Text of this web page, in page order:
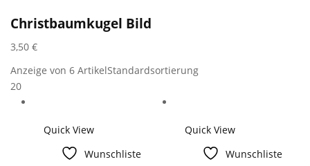
Christbaumkugel Bild
3,50 €
Anzeige von 6 ArtikelStandardsortierung
20
Quick View
Wunschliste
Quick View
Wunschliste